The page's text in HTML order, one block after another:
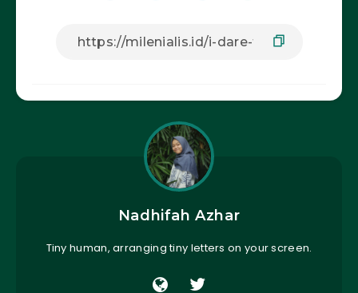
Nadhifah Azhar
Tiny human, arranging tiny letters on your screen.